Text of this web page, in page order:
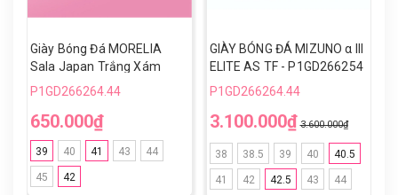
Giày Bóng Đá MORELIA
Sala Japan Trắng Xám
Xanh Lam TF
P1GD266264.44
650.000₫
39 40 41 43 44
45 42
GIÀY BÓNG ĐÁ MIZUNO α III
ELITE AS TF - P1GD266254
- TRẮNG/CAM
P1GD266264.44
3.100.000₫ 3.600.000₫
38 38.5 39 40 40.5
41 42 42.5 43 44